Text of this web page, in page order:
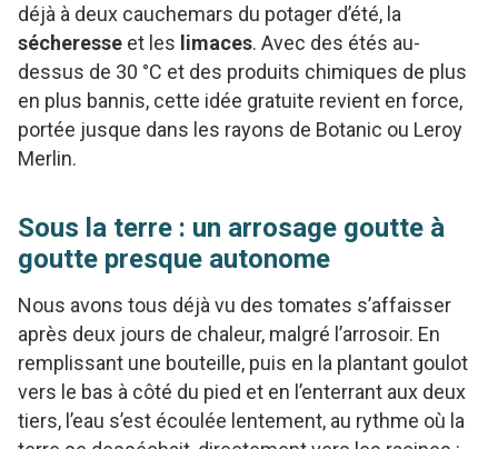
déjà à deux cauchemars du potager d’été, la
sécheresse et les limaces. Avec des étés au-
dessus de 30 °C et des produits chimiques de plus
en plus bannis, cette idée gratuite revient en force,
portée jusque dans les rayons de Botanic ou Leroy
Merlin.
Sous la terre : un arrosage goutte à
goutte presque autonome
Nous avons tous déjà vu des tomates s’affaisser
après deux jours de chaleur, malgré l’arrosoir. En
remplissant une bouteille, puis en la plantant goulot
vers le bas à côté du pied et en l’enterrant aux deux
tiers, l’eau s’est écoulée lentement, au rythme où la